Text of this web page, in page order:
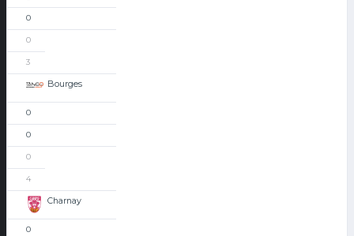
0
0
3
Bourges
0
0
0
4
Charnay
0